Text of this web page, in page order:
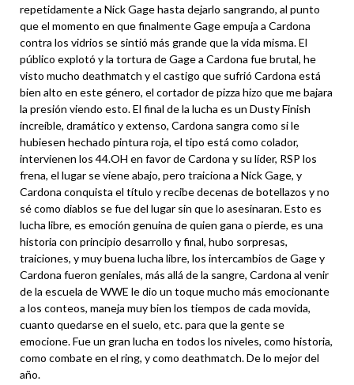
repetidamente a Nick Gage hasta dejarlo sangrando, al punto
que el momento en que finalmente Gage empuja a Cardona
contra los vidrios se sintió más grande que la vida misma. El
público explotó y la tortura de Gage a Cardona fue brutal, he
visto mucho deathmatch y el castigo que sufrió Cardona está
bien alto en este género, el cortador de pizza hizo que me bajara
la presión viendo esto. El final de la lucha es un Dusty Finish
increíble, dramático y extenso, Cardona sangra como si le
hubiesen hechado pintura roja, el tipo está como colador,
intervienen los 44.OH en favor de Cardona y su líder, RSP los
frena, el lugar se viene abajo, pero traiciona a Nick Gage, y
Cardona conquista el título y recibe decenas de botellazos y no
sé como diablos se fue del lugar sin que lo asesinaran. Esto es
lucha libre, es emoción genuina de quien gana o pierde, es una
historia con principio desarrollo y final, hubo sorpresas,
traiciones, y muy buena lucha libre, los intercambios de Gage y
Cardona fueron geniales, más allá de la sangre, Cardona al venir
de la escuela de WWE le dio un toque mucho más emocionante
a los conteos, maneja muy bien los tiempos de cada movida,
cuanto quedarse en el suelo, etc. para que la gente se
emocione. Fue un gran lucha en todos los niveles, como historia,
como combate en el ring, y como deathmatch. De lo mejor del
año.